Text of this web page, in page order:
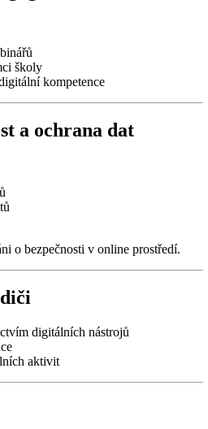
školy
kompetence
a ochrana dat
o bezpečnosti v online prostředí.
digitálních nástrojů
aktivit